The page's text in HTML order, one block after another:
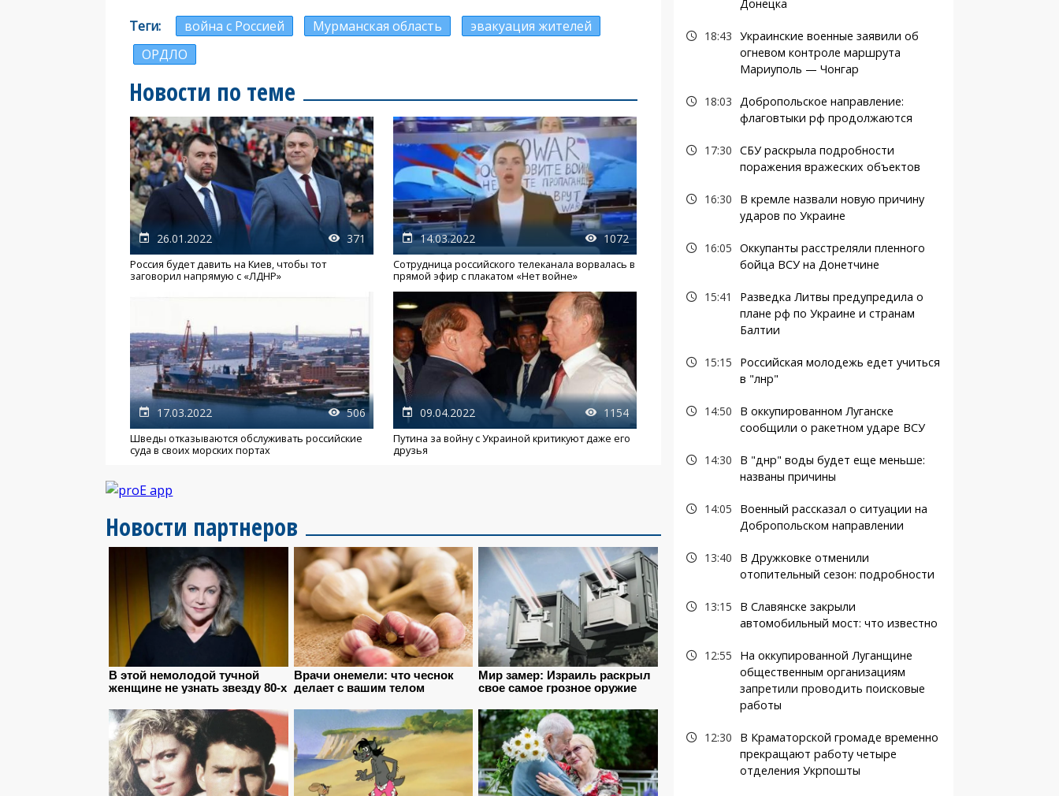
Теги война с Россией Мурманская область
эвакуация жителей
ОРДЛО
Новости по теме
26.01.2022 371
Россия будет давить на Киев, чтобы тот
заговорил напрямую с «ЛДНР»
14.03.2022 1072
Сотрудница российского телеканала ворвалась в
прямой эфир с плакатом «Нет войне»
17.03.2022 506
Шведы отказываются обслуживать российские
суда в своих морских портах
09.04.2022 1154
Путина за войну с Украиной критикуют даже его
друзья
Новости партнеров
Донецка
18:43 Украинские военные заявили об
огневом контроле маршрута
Мариуполь — Чонгар
18:03 Добропольское направление:
флаговтыки рф продолжаются
17:30 СБУ раскрыла подробности
поражения вражеских объектов
16:30
В кремле назвали новую причину
ударов по Украине
16:05 Оккупанты расстреляли пленного
бойца ВСУ на Донетчине
15:41
Разведка Литвы предупредила о
плане рф по Украине и странам
Балтии
15:15
Российская молодежь едет учиться
в "лнр"
14:50
В оккупированном Луганске
сообщили о ракетном ударе ВСУ
14:30
В "днр" воды будет еще меньше:
названы причины
14:05
Военный рассказал о ситуации на
Добропольском направлении
13:40
В Дружковке отменили
отопительный сезон: подробности
13:15
В Славянске закрыли
автомобильный мост: что известно
12:55
На оккупированной Луганщине
общественным организациям
запретили проводить поисковые
работы
12:30
В Краматорской громаде временно
прекращают работу четыре
отделения Укрпошты